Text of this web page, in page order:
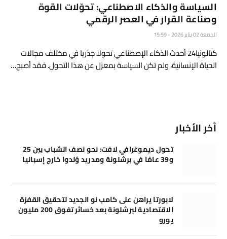
السياسة والذكاء الاصطناعي: تحوّلات القوة
وصناعة القرار في العصر الرقمي
الجمعة 02 يناير 2026 - 15:59
كتالونيا24 أحدث الذكاء الإصطناعي تحولا جذريا في مختلف مجالات
الحياة الإنسانية، ولم تكن السياسة بمعزل عن هذا التحول. فقد أصبح…
آخر الأخبار
تحول ديموغرافي لافت: نحو نصف الشباب بين 25
و39 عامًا في برشلونة ومدريد وُلدوا خارج إسبانيا
لابورتا يراهن على كامب نو الجديد لتحقيق القفزة
الاقتصادية لبرشلونة بعد خسائر تفوق 200 مليون
يورو